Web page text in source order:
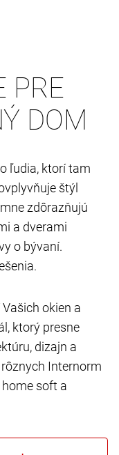
PRE
DOM
ľudia, ktorí tam
štýl
zdôrazňujú
a dverami
o bývaní.
okien a
ktorý presne
dizajn a
Internorm
soft a